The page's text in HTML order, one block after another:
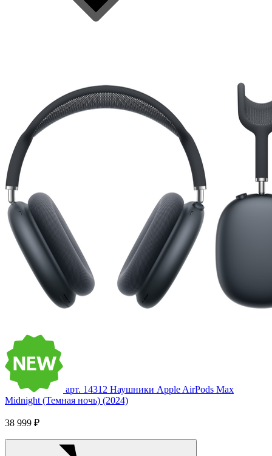
арт. 14312 Наушники Apple AirPods Max
Midnight (Темная ночь) (2024)
38 999 ₽